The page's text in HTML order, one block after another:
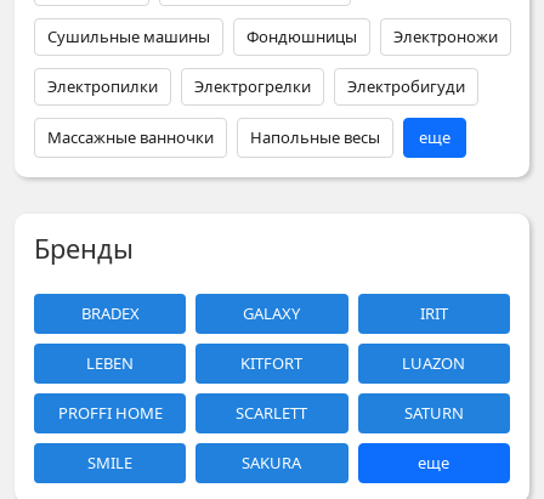
Сушильные машины Фондюшницы Электроножи
Электропилки Электрогрелки Электробигуди
Массажные ванночки Напольные весы еще
Бренды
BRADEX GALAXY IRIT
LEBEN KITFORT LUAZON
PROFFI HOME SCARLETT SATURN
SMILE SAKURA еще